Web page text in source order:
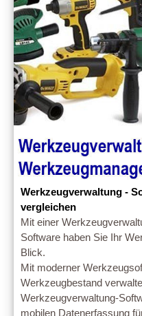
Werkzeugverwaltung -
vergleichen
Mit einer
Software haben Sie Ihr
Blick.
Mit moderner
Werkzeugbestand
Werkzeugverwaltung-
mobilen Datenerfassung